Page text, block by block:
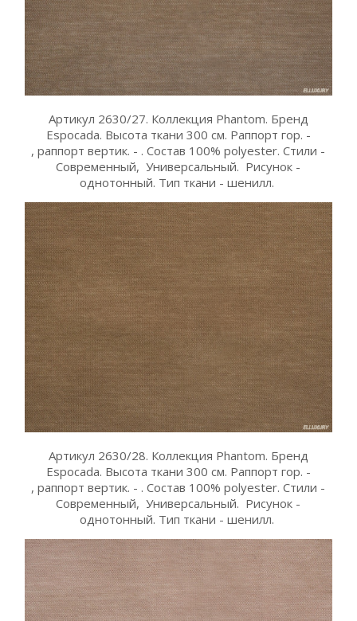
Артикул 2630/27. Коллекция Phantom. Бренд
Espocada. Высота ткани 300 см. Раппорт гор. -
, раппорт вертик. - . Состав 100% polyester. Стили -
Современный, Универсальный. Рисунок -
однотонный. Тип ткани - шенилл.
Артикул 2630/28. Коллекция Phantom. Бренд
Espocada. Высота ткани 300 см. Раппорт гор. -
, раппорт вертик. - . Состав 100% polyester. Стили -
Современный, Универсальный. Рисунок -
однотонный. Тип ткани - шенилл.